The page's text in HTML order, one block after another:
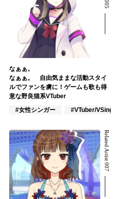
なぁぁ。
なぁぁ。 自由気ままな活動スタイ
ルでファンを虜に！ゲームも歌も得
意な野良猫系VTuber
#女性シンガー
#VTuber/VSinger
Related Artist 007